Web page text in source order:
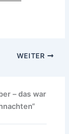
WEITER
– das war